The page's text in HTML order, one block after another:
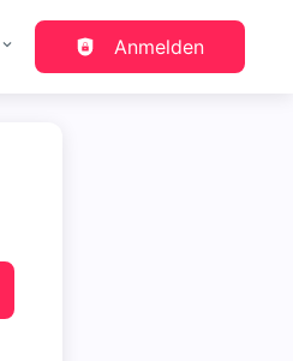
Anmelden